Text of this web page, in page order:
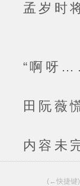
时将田
呀
薇慌乱
未完
(←快捷键)